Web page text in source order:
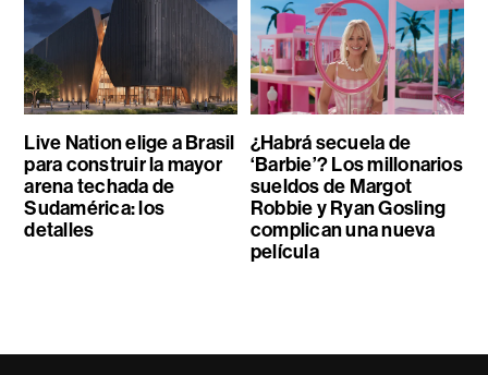
Live Nation elige a Brasil
para construir la mayor
arena techada de
Sudamérica: los
detalles
¿Habrá secuela de
‘Barbie’? Los millonarios
sueldos de Margot
Robbie y Ryan Gosling
complican una nueva
película